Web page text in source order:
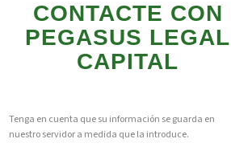
CONTACTE CON
PEGASUS LEGAL
CAPITAL
Tenga en cuenta que su información se guarda en
nuestro servidor a medida que la introduce.